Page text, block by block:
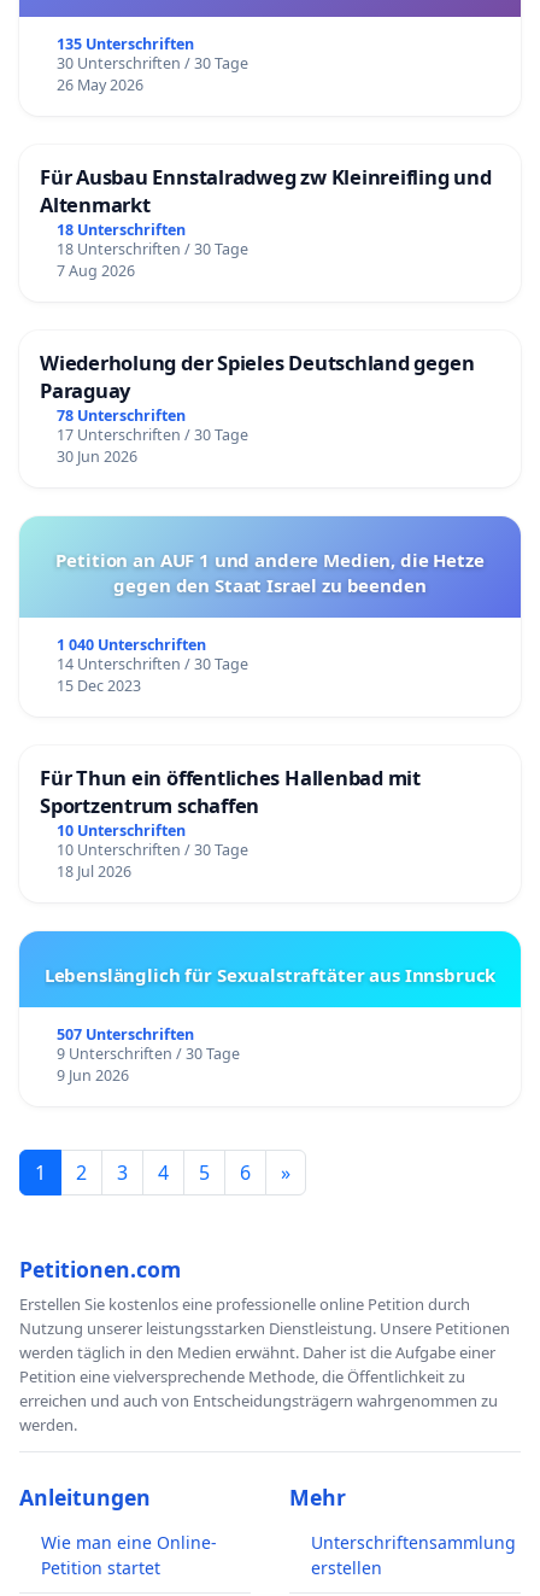
135 Unterschriften
30 Unterschriften / 30 Tage
26 May 2026
Für Ausbau Ennstalradweg zw Kleinreifling und
Altenmarkt
18 Unterschriften
18 Unterschriften / 30 Tage
7 Aug 2026
Wiederholung der Spieles Deutschland gegen
Paraguay
78 Unterschriften
17 Unterschriften / 30 Tage
30 Jun 2026
Petition an AUF 1 und andere Medien, die Hetze
gegen den Staat Israel zu beenden
1 040 Unterschriften
14 Unterschriften / 30 Tage
15 Dec 2023
Für Thun ein öffentliches Hallenbad mit
Sportzentrum schaffen
10 Unterschriften
10 Unterschriften / 30 Tage
18 Jul 2026
Lebenslänglich für Sexualstraftäter aus Innsbruck
507 Unterschriften
9 Unterschriften / 30 Tage
9 Jun 2026
1 2 3 4 5 6 »
Petitionen.com
Erstellen Sie kostenlos eine professionelle online Petition durch
Nutzung unserer leistungsstarken Dienstleistung. Unsere Petitionen
werden täglich in den Medien erwähnt. Daher ist die Aufgabe einer
Petition eine vielversprechende Methode, die Öffentlichkeit zu
erreichen und auch von Entscheidungsträgern wahrgenommen zu
werden.
Anleitungen
Wie man eine Online-
Petition startet
Mehr
Unterschriftensammlung
erstellen